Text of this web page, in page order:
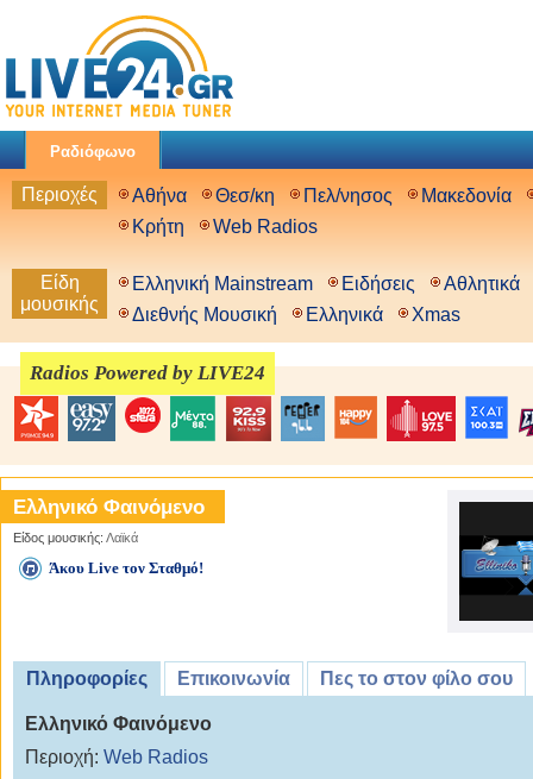
Ραδιόφωνο
Περιοχές Αθήνα Θεσ/κη Πελ/νησος
Μακεδονία
Κρήτη
Web Radios
Είδη
μουσικής
Ελληνική Mainstream Ειδήσεις
Αθλητικά
Διεθνής Μουσική
Ελληνικά Xmas
Radios Powered by LIVE24
Ελληνικό Φαινόμενο
Είδος μουσικής: Λαϊκά
Άκου Live τον Σταθμό!
Πληροφορίες Επικοινωνία Πες το στον φίλο σου
Ελληνικό Φαινόμενο
Περιοχή: Web Radios